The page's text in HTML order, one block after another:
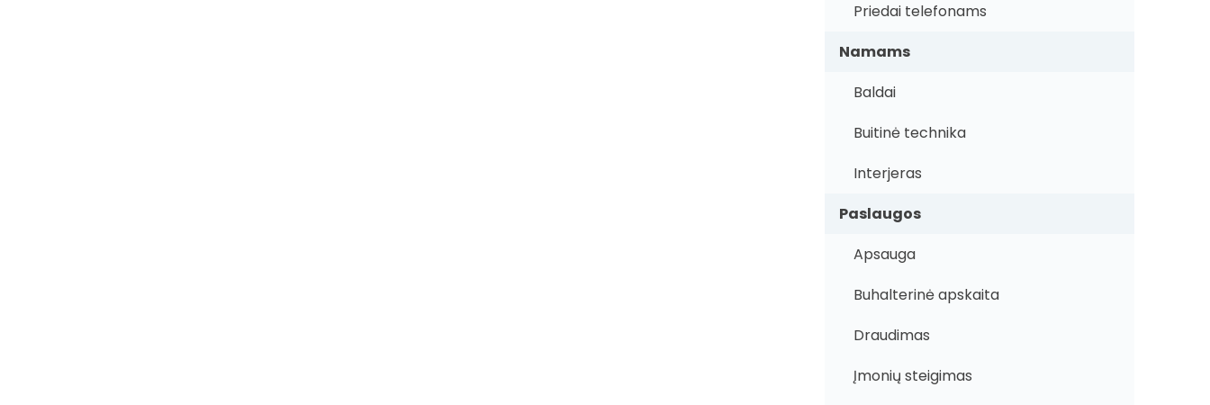
Priedai telefonams
Namams
Baldai
Buitinė technika
Interjeras
Paslaugos
Apsauga
Buhalterinė apskaita
Draudimas
Įmonių steigimas